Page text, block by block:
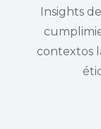
Insights
contextos